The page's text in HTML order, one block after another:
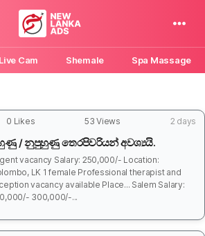
New
Lanka
Ads
Live Cam Shemale Spa Massage
0 Likes 53 Views 2 days
/ නුපුහුණු තෙරපිවරියන් අවශ්‍යයි.
vacancy Salary: 250,000/- Location:
LK 1 female Professional therapist and
vacancy available Place... Salem Salary:
300,000/-...